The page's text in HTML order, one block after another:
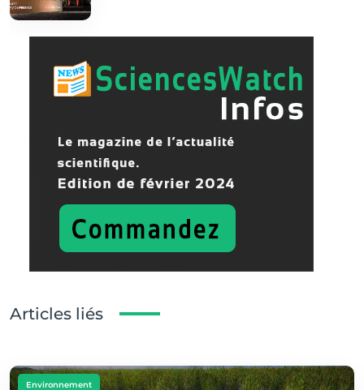
Articles liés
Environnement